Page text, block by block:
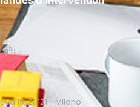
15, 20121 - Milano